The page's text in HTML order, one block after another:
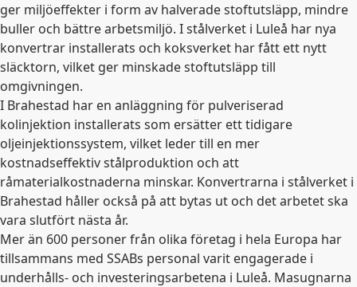
ger miljöeffekter i form av halverade stoftutsläpp, mindre
buller och bättre arbetsmiljö. I stålverket i Luleå har nya
konvertrar installerats och koksverket har fått ett nytt
släcktorn, vilket ger minskade stoftutsläpp till
omgivningen.
I Brahestad har en anläggning för pulveriserad
kolinjektion installerats som ersätter ett tidigare
oljeinjektionssystem, vilket leder till en mer
kostnadseffektiv stålproduktion och att
råmaterialkostnaderna minskar. Konvertrarna i stålverket i
Brahestad håller också på att bytas ut och det arbetet ska
vara slutfört nästa år.
Mer än 600 personer från olika företag i hela Europa har
tillsammans med SSABs personal varit engagerade i
underhålls- och investeringsarbetena i Luleå. Masugnarna